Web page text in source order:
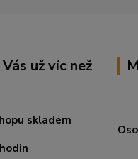
už víc než
skladem